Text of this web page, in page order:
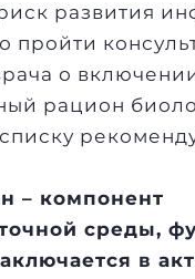
развития
пройти
о
рацион
– компонент
среды,
в